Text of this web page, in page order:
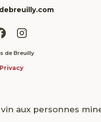
de Breuilly
Privacy